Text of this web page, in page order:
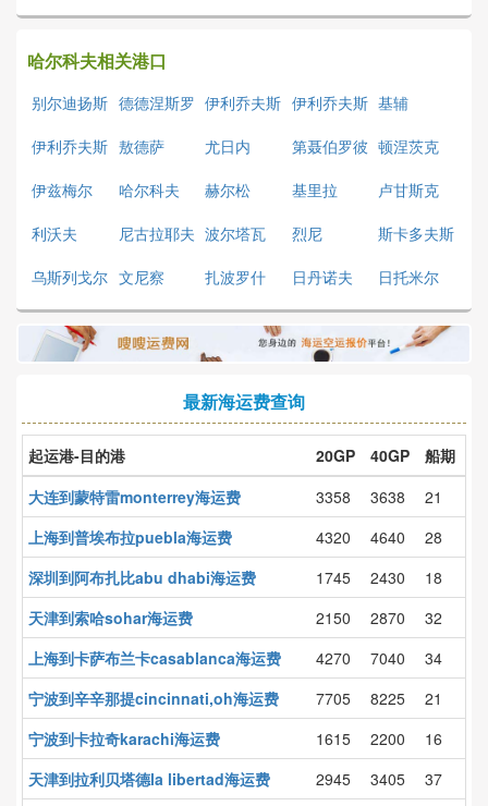
哈尔科夫相关港口
别尔迪扬斯 德德涅斯罗 伊利乔夫斯 伊利乔夫斯
克
基辅
伊利乔夫斯 敖德萨 尤日内
第聂伯罗彼
得罗夫斯克
顿涅茨克
伊兹梅尔
哈尔科夫 赫尔松 基里拉
卢甘斯克
利沃夫
尼古拉耶夫 波尔塔瓦 烈尼
斯卡多夫斯
乌斯列戈尔
斯克
文尼察 扎波罗什 日丹诺夫 日托米尔
最新海运费查询
起运港-目的港 20GP 40GP
船期
大连到蒙特雷monterrey海运费
3358 3638
21
上海到普埃布拉puebla海运费
4320 4640
28
深圳到阿布扎比abu dhabi海运费
1745 2430
18
天津到索哈sohar海运费
2150 2870
32
上海到卡萨布兰卡casablanca海运费
4270 7040
34
宁波到辛辛那提cincinnati,oh海运费
7705 8225
21
宁波到卡拉奇karachi海运费
1615 2200
16
天津到拉利贝塔德la libertad海运费
2945 3405
37